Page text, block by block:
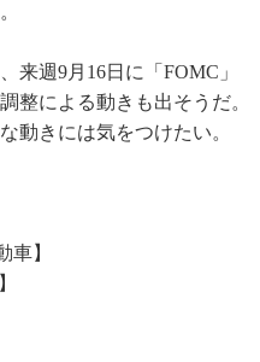
来週9月16日に「FOMC」
整による動きも出そうだ。
動きには気をつけたい。
】